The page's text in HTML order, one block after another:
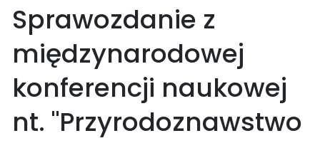
Sprawozdanie z
międzynarodowej
konferencji naukowej
nt. "Przyrodoznawstwo